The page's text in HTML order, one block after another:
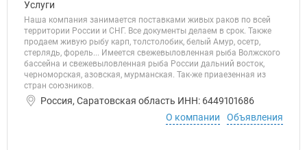
Услуги
Наша компания занимается поставками живых раков по всей
территории России и СНГ. Все документы делаем в срок. Также
продаем живую рыбу карп, толстолобик, белый Амур, осетр,
стерлядь, форель... Имеется свежевыловленная рыба Волжского
бассейна и свежевыловленная рыба России дальний восток,
черноморская, азовская, мурманская. Так-же приаезенная из
стран союзников.
Россия, Саратовская область ИНН: 6449101686
О компании
Объявления